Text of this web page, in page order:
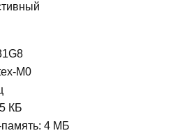
M0
КБ
4 МБ